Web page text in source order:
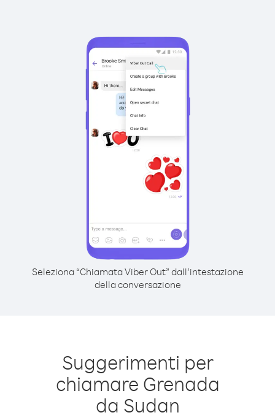
Seleziona “Chiamata Viber Out” dall’intestazione
della conversazione
Suggerimenti per
chiamare Grenada
da Sudan